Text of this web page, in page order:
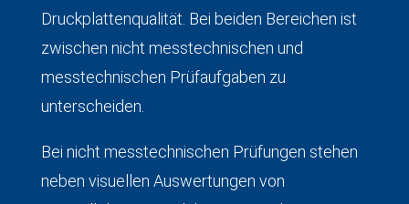
Druckplattenqualität. Bei beiden Bereichen ist
zwischen nicht messtechnischen und
messtechnischen Prüfaufgaben zu
unterscheiden.
Bei nicht messtechnischen Prüfungen stehen
neben visuellen Auswertungen von